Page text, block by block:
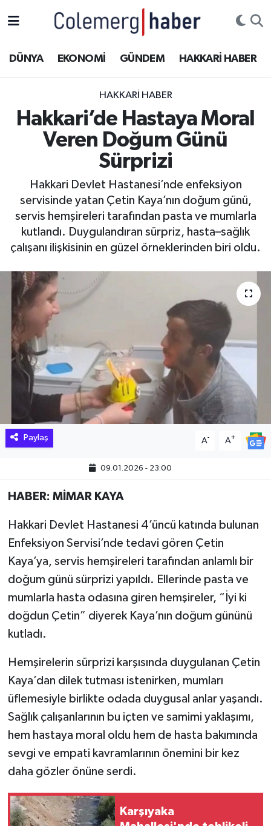
DÜNYA EKONOMİ GÜNDEM HAKKARİ HABER
HAKKARI HABER
Hakkari’de Hastaya Moral
Veren Doğum Günü
Sürprizi
Hakkari Devlet Hastanesi’nde enfeksiyon
servisinde yatan Çetin Kaya’nın doğum günü,
servis hemşireleri tarafından pasta ve mumlarla
kutlandı. Duygulandıran sürpriz, hasta–sağlık
çalışanı ilişkisinin en güzel örneklerinden biri oldu.
Paylaş A- A+
09.01.2026 - 23:00
HABER: MİMAR KAYA
Hakkari Devlet Hastanesi 4’üncü katında bulunan
Enfeksiyon Servisi’nde tedavi gören Çetin
Kaya’ya, servis hemşireleri tarafından anlamlı bir
doğum günü sürprizi yapıldı. Ellerinde pasta ve
mumlarla hasta odasına giren hemşireler, “İyi ki
doğdun Çetin” diyerek Kaya’nın doğum gününü
kutladı.
Hemşirelerin sürprizi karşısında duygulanan Çetin
Kaya’dan dilek tutması istenirken, mumları
üflemesiyle birlikte odada duygusal anlar yaşandı.
Sağlık çalışanlarının bu içten ve samimi yaklaşımı,
hem hastaya moral oldu hem de hasta bakımında
sevgi ve empati kavramlarının önemini bir kez
daha gözler önüne serdi.
Karşıyaka
ASAYİŞ
DOĞA
EĞİTİM
EKONOMİ
Hakkari Haber
İLGİNÇ HABERLER
KADIN
KÜLTÜR SANAT
MAGAZİN
MAKALE
POLİTİKA
SAĞLIK
SİYASET
SPOR
TARİH
TEKNOLOJİ
YAŞAM
Hakkâri Hava Durumu
Hakkari Namaz Vakitleri
Hakkâri Trafik Yoğunluk Haritası
Süper Lig Puan Durumu ve Fikstür
Tüm Manşetler
Son Dakika Haberleri